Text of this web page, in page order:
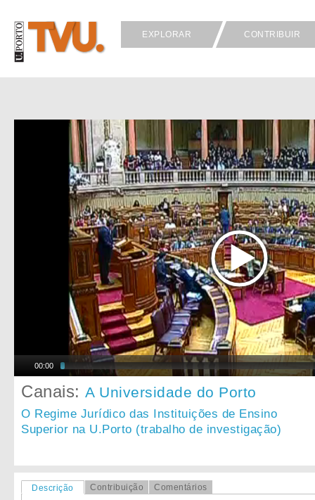
EXPLORAR CONTRIBUIR
00:00
Canais: A Universidade do Porto
O Regime Jurídico das Instituições de Ensino
Superior na U.Porto (trabalho de investigação)
Descrição Contribuição Comentários